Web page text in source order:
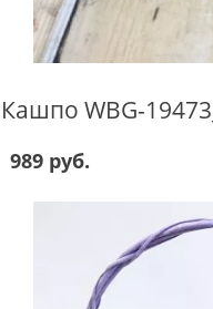
Кашпо WBG-
989 руб.